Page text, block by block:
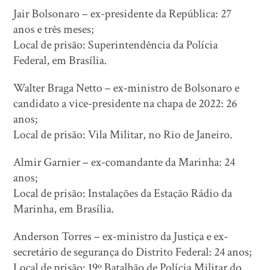
Jair Bolsonaro – ex-presidente da República: 27
anos e três meses;
Local de prisão: Superintendência da Polícia
Federal, em Brasília.
Walter Braga Netto – ex-ministro de Bolsonaro e
candidato a vice-presidente na chapa de 2022: 26
anos;
Local de prisão: Vila Militar, no Rio de Janeiro.
Almir Garnier – ex-comandante da Marinha: 24
anos;
Local de prisão: Instalações da Estação Rádio da
Marinha, em Brasília.
Anderson Torres – ex-ministro da Justiça e ex-
secretário de segurança do Distrito Federal: 24 anos;